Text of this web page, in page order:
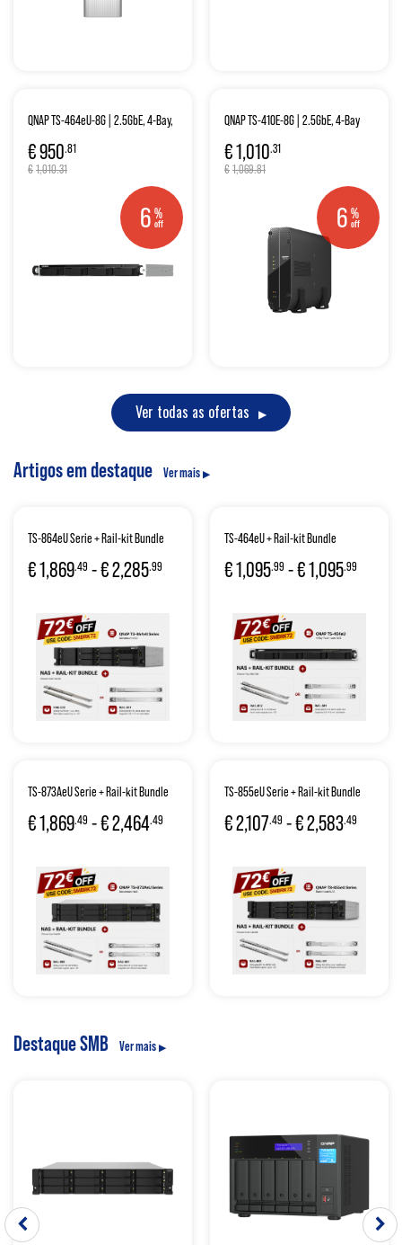
QNAP TS-464eU-8G | 2.5GbE, 4-Bay,
short-depth Rackmount
6 %
off
€950.81
€1,010.31
QNAP TS-410E-8G | 2.5GbE, 4-Bay
NAS
6 %
off
€1,010.31
€1,069.81
Ver todas as ofertas
Artigos em destaque Ver mais
TS-864eU Serie + Rail-kit Bundle
€1,869.49 -€2,285.99
TS-464eU + Rail-kit Bundle
€1,095.99 -€1,095.99
TS-873AeU Serie + Rail-kit Bundle
€1,869.49 -€2,464.49
TS-855eU Serie + Rail-kit Bundle
€2,107.49 -€2,583.49
Destaque SMB Ver mais